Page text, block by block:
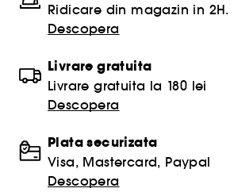
Ridicare din magazin in 2H.
Descopera
Livrare gratuita
Livrare gratuita la 180 lei
Descopera
Plata securizata
Visa, Mastercard, Paypal
Descopera